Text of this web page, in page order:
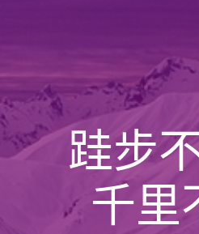
跬步
千里